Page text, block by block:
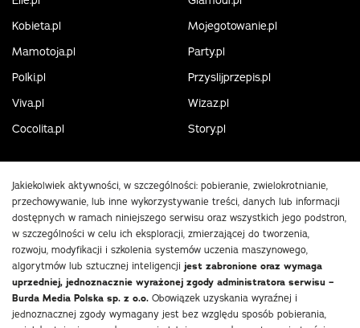
Kobieta.pl
Mojegotowanie.pl
Mamotoja.pl
Party.pl
Polki.pl
Przyslijprzepis.pl
Viva.pl
Wizaz.pl
Cocolita.pl
Story.pl
Jakiekolwiek aktywności, w szczególności: pobieranie, zwielokrotnianie,
przechowywanie, lub inne wykorzystywanie treści, danych lub informacji
dostępnych w ramach niniejszego serwisu oraz wszystkich jego podstron,
w szczególności w celu ich eksploracji, zmierzającej do tworzenia,
rozwoju, modyfikacji i szkolenia systemów uczenia maszynowego,
algorytmów lub sztucznej inteligencji jest zabronione oraz wymaga
uprzedniej, jednoznacznie wyrażonej zgody administratora serwisu –
Burda Media Polska sp. z o.o. Obowiązek uzyskania wyraźnej i
jednoznacznej zgody wymagany jest bez względu sposób pobierania,